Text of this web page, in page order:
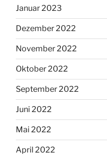
Januar 2023
Dezember 2022
November 2022
Oktober 2022
September 2022
Juni 2022
Mai 2022
April 2022